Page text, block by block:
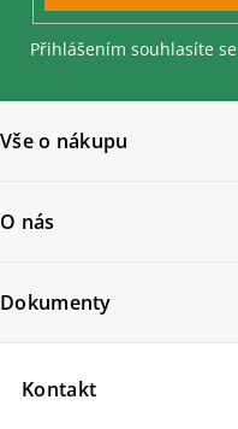
Přihlášením souhlasíte se
Vše o nákupu
O nás
Kontakt
Dokumenty